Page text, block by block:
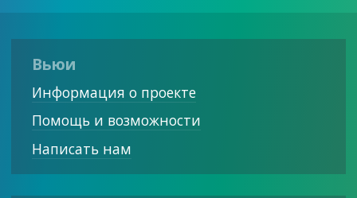
Вьюи
Информация о проекте
Помощь и возможности
Написать нам